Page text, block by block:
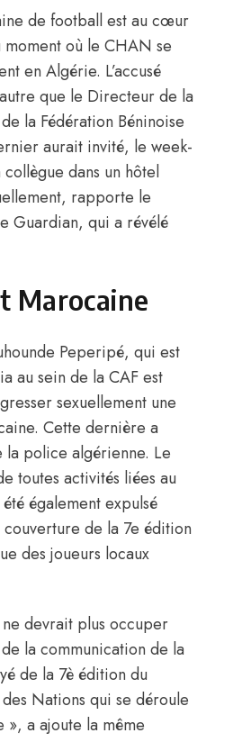
de football est au cœur
moment où le CHAN se
en Algérie. L’accusé
que le Directeur de la
la Fédération Béninoise
aurait invité, le week-
dans un hôtel
rapporte le
Guardian, qui a révélé
Marocaine
Peperipé, qui est
au sein de la CAF est
sexuellement une
Cette dernière a
police algérienne. Le
toutes activités liées au
également expulsé
couverture de la 7e édition
des joueurs locaux
devrait plus occuper
la communication de la
de la 7è édition du
Nations qui se déroule
a ajoute la même